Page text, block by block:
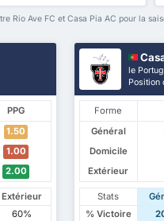
Rio Ave FC et Casa Pia AC pour la
PPG
1.50
1.00
2.00
Extérieur
60%
le
Forme
Général
Domicile
Extérieur
Stats
% Victoire